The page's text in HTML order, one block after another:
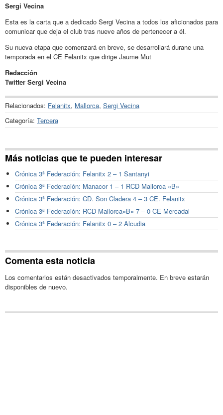
Sergi Vecina
Esta es la carta que a dedicado Sergi Vecina a todos los aficionados para
comunicar que deja el club tras nueve años de pertenecer a él.
Su nueva etapa que comenzará en breve, se desarrollará durane una
temporada en el CE Felanitx que dirige Jaume Mut
Redacción
Twitter Sergi Vecina
Relacionados: Felanitx, Mallorca, Sergi Vecina
Categoría: Tercera
Más noticias que te pueden interesar
Crónica 3ª Federación: Felanitx 2 – 1 Santanyi
Crónica 3ª Federación: Manacor 1 – 1 RCD Mallorca «B»
Crónica 3ª Federación: CD. Son Cladera 4 – 3 CE. Felanitx
Crónica 3ª Federación: RCD Mallorca»B» 7 – 0 CE Mercadal
Crónica 3ª Federación: Felanitx 0 – 2 Alcudia
Comenta esta noticia
Los comentarios están desactivados temporalmente. En breve estarán
disponibles de nuevo.